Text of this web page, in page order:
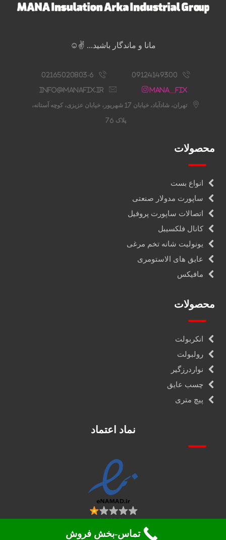
مانا و ماندگار باشید... ✌️☺️
09124149300
02165020803-6
Mana__fix
info@manafix.ir
تهران، شادآباد، خیابان 17 شهریور، خیابان عزیزی، کوچه آستانه،
پلاک 76
محصولات
انواع بست
ساپورت مدولار صنعتی
اتصالات ساپورت پروفیل
کانال فلکسیبل
یونولیت شانه تخم مرغی
عایق های الاستومری
مافیکس
محصولات
انکربولت
رولبولت
نواردرزگیر
چسب عایق
پیچ متری
نماد اعتماد
تماس-بخش فروش